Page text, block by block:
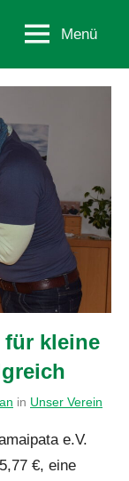
Menü
für kleine
in Unser Verein
e.V.
€, eine